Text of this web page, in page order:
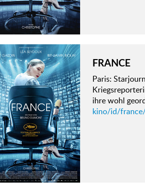
FRANCE
Paris:
ihre wohl
kino/id/